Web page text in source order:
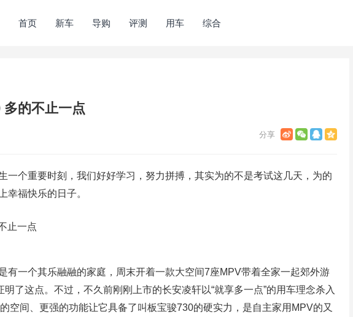
首页 新车 导购 评测 用车 综合
的不止一点
一个重要时刻，我们好好学习，努力拼搏，其实为的不是考试这几天，为的
幸福快乐的日子。
有一个其乐融融的家庭，周末开着一款大空间7座MPV带着全家一起郊外游
了这点。不过，不久前刚刚上市的长安凌轩以“就享多一点”的用车理念杀入
空间、更强的功能让它具备了叫板宝骏730的硬实力，是自主家用MPV的又